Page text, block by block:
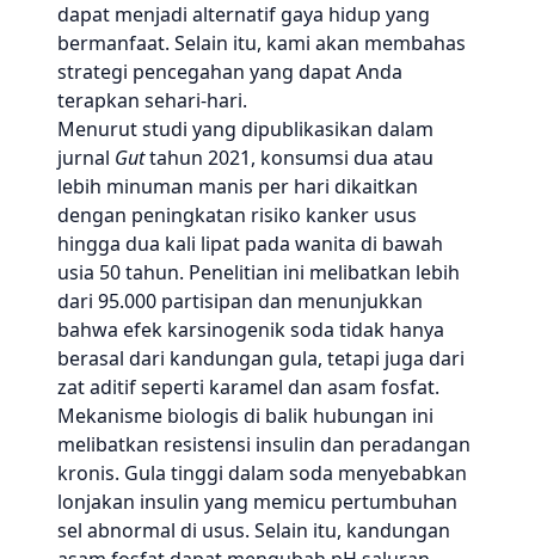
dapat menjadi alternatif gaya hidup yang
bermanfaat. Selain itu, kami akan membahas
strategi pencegahan yang dapat Anda
terapkan sehari-hari.
Menurut studi yang dipublikasikan dalam
jurnal Guttahun 2021, konsumsi dua atau
lebih minuman manis per hari dikaitkan
dengan peningkatan risiko kanker usus
hingga dua kali lipat pada wanita di bawah
usia 50 tahun. Penelitian ini melibatkan lebih
dari 95.000 partisipan dan menunjukkan
bahwa efek karsinogenik soda tidak hanya
berasal dari kandungan gula, tetapi juga dari
zat aditif seperti karamel dan asam fosfat.
Mekanisme biologis di balik hubungan ini
melibatkan resistensi insulin dan peradangan
kronis. Gula tinggi dalam soda menyebabkan
lonjakan insulin yang memicu pertumbuhan
sel abnormal di usus. Selain itu, kandungan